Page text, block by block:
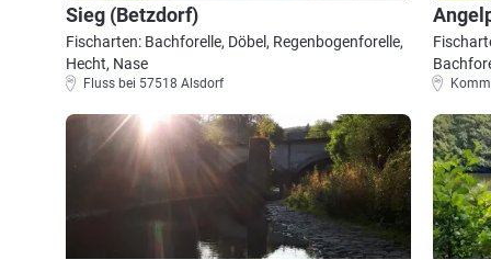
Sieg (Betzdorf)
Fischarten: Bachforelle, Döbel, Regenbogenforelle,
Hecht, Nase
Fluss bei 57518 Alsdorf